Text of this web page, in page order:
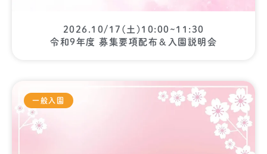
2026.10/17(土)10:00~11:30
令和9年度 募集要項配布＆入園説明会
一般入園